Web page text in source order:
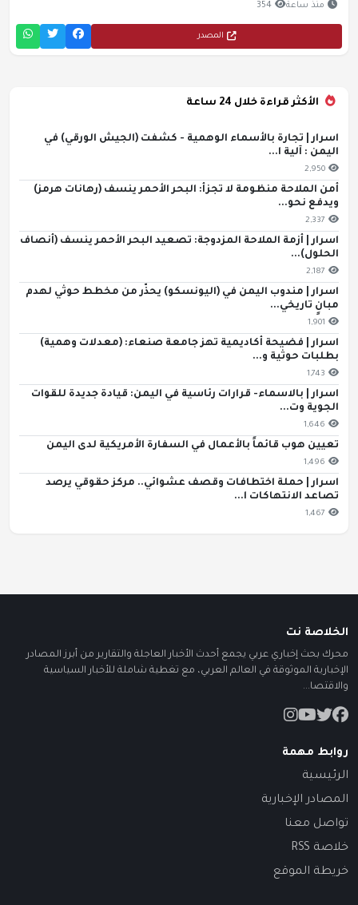
منذ ساعة 354
المصدر
الأكثر قراءة خلال 24 ساعة
اسرار | تجارة بالأسماء الوهمية - كشفت (الجيش الورقي) في
اليمن : آلية ا...
2,950
أمن الملاحة منظومة لا تجزأ: البحر الأحمر ينسف (رهانات هرمز)
ويدفع نحو...
2,337
اسرار | أزمة الملاحة المزدوجة: تصعيد البحر الأحمر ينسف (أنصاف
الحلول)...
2,187
اسرار | مندوب اليمن في (اليونسكو) يحذّر من مخطط حوثي لهدم
مبانٍ تاريخي...
1,901
اسرار | فضيحة أكاديمية تهز جامعة صنعاء: (معدلات وهمية)
بطلبات حوثية و...
1,743
اسرار | بالاسماء- قرارات رئاسية في اليمن: قيادة جديدة للقوات
الجوية وت...
1,646
تعيين هوب قائماً بالأعمال في السفارة الأمريكية لدى اليمن
1,496
اسرار | حملة اختطافات وقصف عشوائي.. مركز حقوقي يرصد
تصاعد الانتهاكات ا...
1,467
الخلاصة نت
محرك بحث إخباري عربي يجمع أحدث الأخبار العاجلة والتقارير من أبرز المصادر
الإخبارية الموثوقة في العالم العربي، مع تغطية شاملة للأخبار السياسية
والاقتصا...
روابط مهمة
الرئيسية
المصادر الإخبارية
تواصل معنا
خلاصة RSS
خريطة الموقع